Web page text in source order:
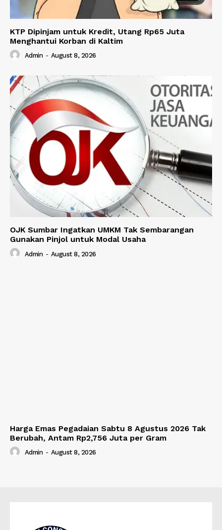
KTP Dipinjam untuk Kredit, Utang Rp65 Juta
Menghantui Korban di Kaltim
Admin - August 8, 2026
OJK Sumbar Ingatkan UMKM Tak Sembarangan
Gunakan Pinjol untuk Modal Usaha
Admin - August 8, 2026
Harga Emas Pegadaian Sabtu 8 Agustus 2026 Tak
Berubah, Antam Rp2,756 Juta per Gram
Admin - August 8, 2026